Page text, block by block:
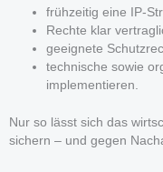
frühzeitig eine IP-
Rechte klar
geeignete
technische sowie
implementieren.
Nur so lässt sich das
sichern – und gegen